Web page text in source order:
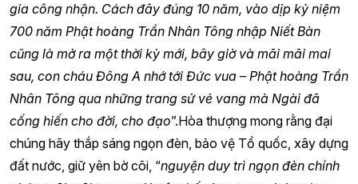
gia công nhận. Cách đây đúng 10 năm, vào dịp kỷ niệm
700 năm Phật hoàng Trần Nhân Tông nhập Niết Bàn
cũng là mở ra một thời kỳ mới, bây giờ và mãi mãi mai
sau, con cháu Đông A nhớ tới Đức vua – Phật hoàng Trần
Nhân Tông qua những trang sử vẻ vang mà Ngài đã
cống hiến cho đời, cho đạo”.Hòa thượng mong rằng đại
chúng hãy thắp sáng ngọn đèn, bảo vệ Tổ quốc, xây dựng
đất nước, giữ yên bờ cõi, “nguyện duy trì ngọn đèn chính